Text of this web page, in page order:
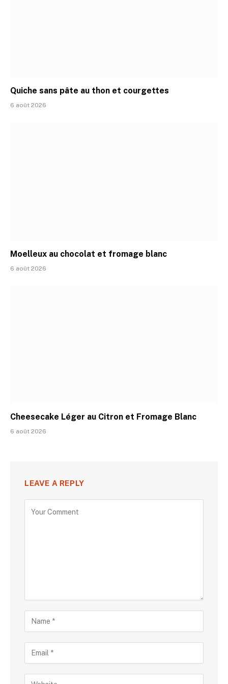
Quiche sans pâte au thon et courgettes
6 août 2026
Moelleux au chocolat et fromage blanc
6 août 2026
Cheesecake Léger au Citron et Fromage Blanc
6 août 2026
LEAVE A REPLY